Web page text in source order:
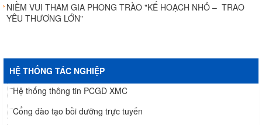
NIỀM VUI THAM GIA PHONG TRÀO "KẾ HOẠCH NHỎ – TRAO
YÊU THƯƠNG LỚN"
HỆ THỐNG TÁC NGHIỆP
Hệ thống thông tin PCGD XMC
Cổng đào tạo bồi dưỡng trực tuyến